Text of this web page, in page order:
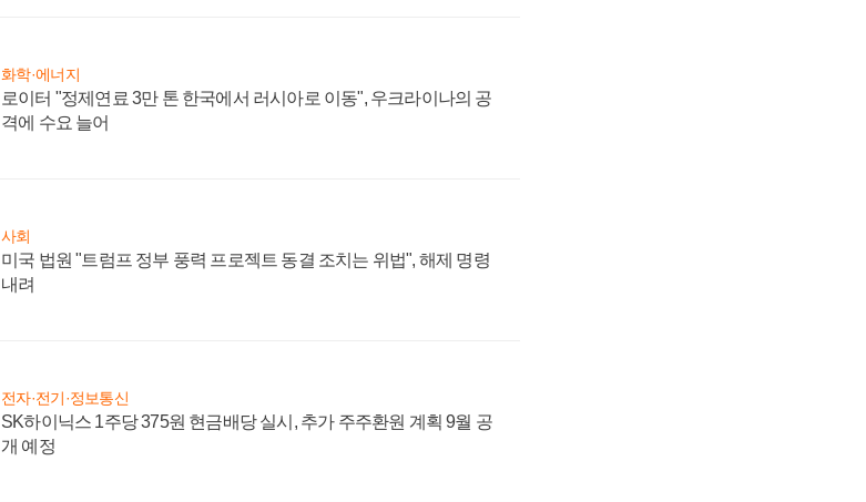
화학·에너지
로이터 "정제연료 3만 톤 한국에서 러시아로 이동", 우크라이나의 공
격에 수요 늘어
사회
미국 법원 "트럼프 정부 풍력 프로젝트 동결 조치는 위법", 해제 명령
내려
전자·전기·정보통신
SK하이닉스 1주당 375원 현금배당 실시, 추가 주주환원 계획 9월 공
개 예정